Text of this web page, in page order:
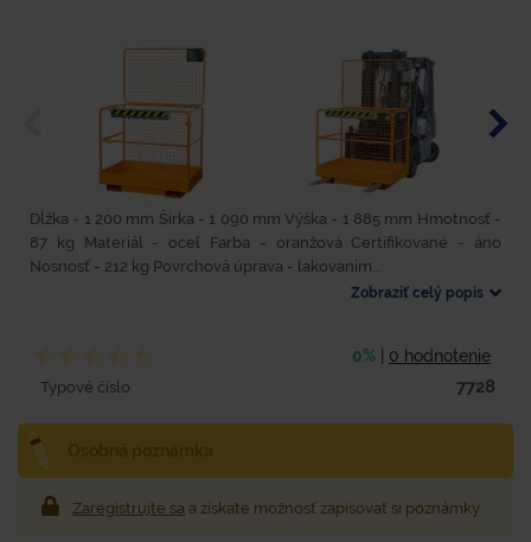
Dĺžka - 1 200 mm Šírka - 1 090 mm Výška - 1 885 mm Hmotnosť -
87 kg Materiál - oceľ Farba - oranžová Certifikované - áno
Nosnosť - 212 kg Povrchová úprava - lakovaním...
Zobraziť celý popis
0% 0 hodnotenie
Typové číslo 7728
Zaregistrujte sa a získate možnosť zapisovať si poznámky